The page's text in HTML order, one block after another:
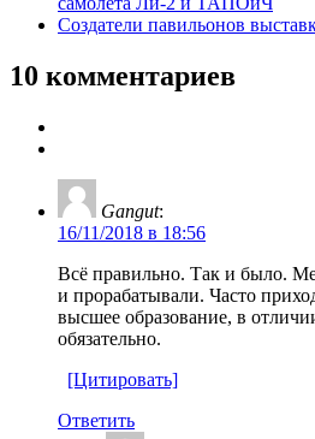
Создатели павильонов
10 комментариев
Gangut:
16/11/2018 в 18:56
Всё правильно. Так и было.
и прорабатывали. Часто
высшее образование, в
обязательно.
[Цитировать]
Ответить